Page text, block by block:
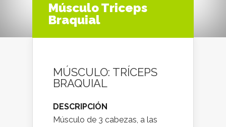
Músculo Triceps
Braquial
MÚSCULO: TRÍCEPS
BRAQUIAL
DESCRIPCIÓN
Músculo de 3 cabezas, a las